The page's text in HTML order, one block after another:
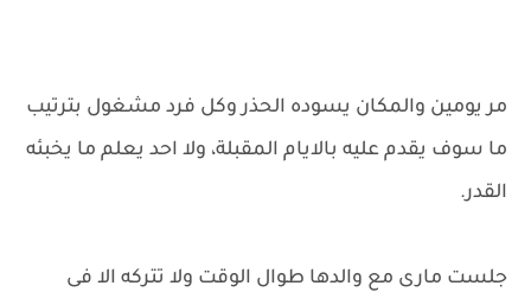
مر يومين والمكان يسوده الحذر وكل فرد مشغول بترتيب
ما سوف يقدم عليه بالايام المقبلة، ولا احد يعلم ما يخبئه
القدر.
جلست مارى مع والدها طوال الوقت ولا تتركه الا فى